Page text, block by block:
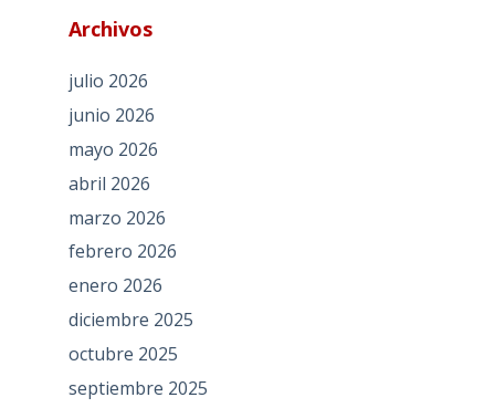
Archivos
julio 2026
junio 2026
mayo 2026
abril 2026
marzo 2026
febrero 2026
enero 2026
diciembre 2025
octubre 2025
septiembre 2025